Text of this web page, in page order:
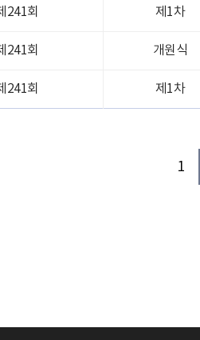
241회 제1차
241회 개원식
241회 제1차
1